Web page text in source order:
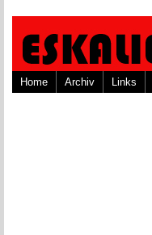
Home Archiv Links